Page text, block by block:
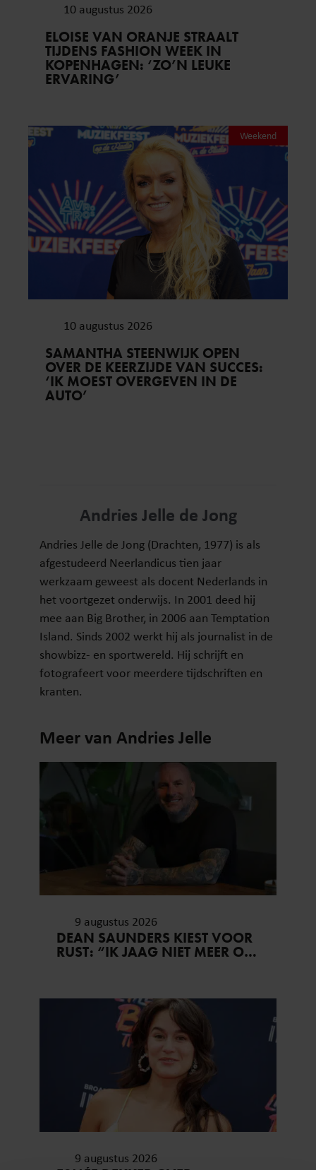
10 augustus 2026
ELOISE VAN ORANJE STRAALT
TIJDENS FASHION WEEK IN
KOPENHAGEN: ‘ZO’N LEUKE
ERVARING’
Weekend
10 augustus 2026
SAMANTHA STEENWIJK OPEN
OVER DE KEERZIJDE VAN SUCCES:
‘IK MOEST OVERGEVEN IN DE
AUTO’
Andries Jelle de Jong
Andries Jelle de Jong (Drachten, 1977) is als
afgestudeerd Neerlandicus tien jaar
werkzaam geweest als docent Nederlands in
het voortgezet onderwijs. In 2001 deed hij
mee aan Big Brother, in 2006 aan Temptation
Island. Sinds 2002 werkt hij als journalist in de
showbizz- en sportwereld. Hij schrijft en
fotografeert voor meerdere tijdschriften en
kranten.
Meer van Andries Jelle
9 augustus 2026
DEAN SAUNDERS KIEST VOOR
RUST: “IK JAAG NIET MEER OP
9 augustus 2026